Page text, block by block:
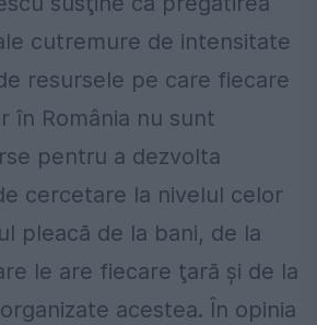
cutremure de intensitate
resursele pe care fiecare
în România nu sunt
pentru a dezvolta
cercetare la nivelul celor
pleacă de la bani, de la
le are fiecare ţară şi de la
acestea. În opinia